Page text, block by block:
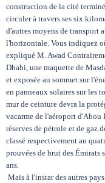
construction de la cité
circuler à travers ses six
d'autres moyens de transport
l'horizontale. Vous indiquez
expliqué M. Awad
Dhabi, une maquette de
et exposée au sommet sur
en panneaux solaires sur les
mur de ceinture devra la
vacarme de l'aéroport
réserves de pétrole et de gaz
classé respectivement au
prouvées de brut des Émirats
ans.
Mais à l'instar des autres